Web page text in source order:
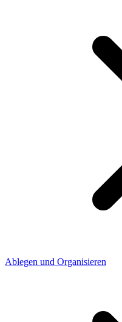
Ablegen und Organisieren